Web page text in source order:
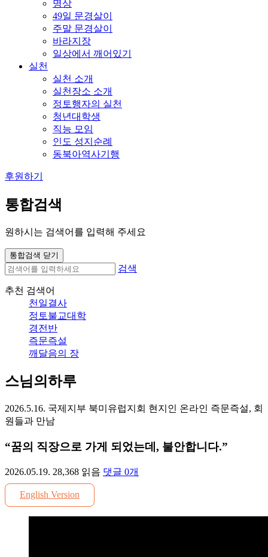
명상
49일 문경살이
주말 문경살이
바라지장
일상에서 깨어있기
실천
실천 소개
실천장소 소개
정토행자의 실천
청년대학생
직능 모임
인도 성지순례
동북아역사기행
후원하기
통합검색
원하시는 검색어를 입력해 주세요
통합검색 닫기
검색
추천 검색어
천일결사
정토불교대학
경전반
즉문즉설
깨달음의 장
스님의하루
2026.5.16. 국제지부 북미유럽지회 현지인 온라인 즉문즉설, 회
원들과 만남
“꿈의 직장으로 가게 되었는데, 불안합니다.”
2026.05.19. 28,368 읽음 댓글 0개
English Version